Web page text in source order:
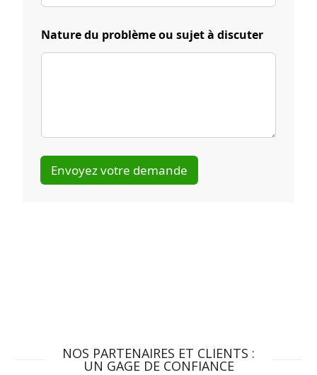
é
l
e
o
m
d
Nature du problème ou sujet à discuter
Envoyez votre demande
NOS PARTENAIRES ET CLIENTS :
UN GAGE DE CONFIANCE